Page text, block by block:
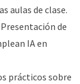
aulas de clase.
de
IA en
prácticos sobre